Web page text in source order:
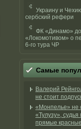
Украину и
сербский рефери
ФК «Динамо»
«Локомотивом» о
6-го тура ЧР
Самые
Валерий
не стоит
«Монпелье» не
«Тулузу», судья
прямые